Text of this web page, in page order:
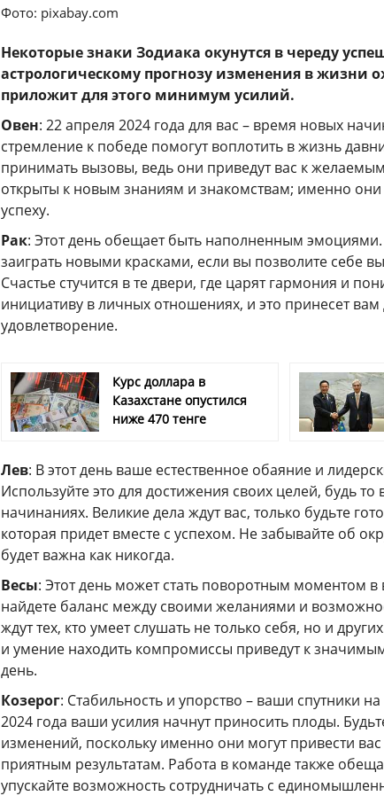
Фото: pixabay.com
Некоторые знаки Зодиака окунутся в череду
астрологическому прогнозу изменения в жизни
приложит для этого минимум усилий.
Овен: 22 апреля 2024 года для вас – время новых
стремление к победе помогут воплотить в жизнь
принимать вызовы, ведь они приведут вас к
открыты к новым знаниям и знакомствам; именно
успеху.
Рак: Этот день обещает быть наполненным
заиграть новыми красками, если вы позволите себе
Счастье стучится в те двери, где царят гармония и
инициативу в личных отношениях, и это принесет
удовлетворение.
Курс доллара в
Казахстане опустился
ниже 470 тенге
Лев: В этот день ваше естественное обаяние и
Используйте это для достижения своих целей, будь
начинаниях. Великие дела ждут вас, только будьте
которая придет вместе с успехом. Не забывайте об
будет важна как никогда.
Весы: Этот день может стать поворотным моментом
найдете баланс между своими желаниями и
ждут тех, кто умеет слушать не только себя, но и
и умение находить компромиссы приведут к
день.
Козерог: Стабильность и упорство – ваши спутники на
2024 года ваши усилия начнут приносить плоды.
изменений, поскольку именно они могут привести
приятным результатам. Работа в команде также
упускайте возможность сотрудничать с